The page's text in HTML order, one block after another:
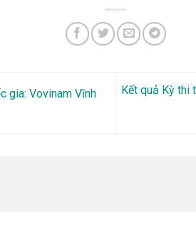
gia: Vovinam Vĩnh
Kết quả Kỳ thi